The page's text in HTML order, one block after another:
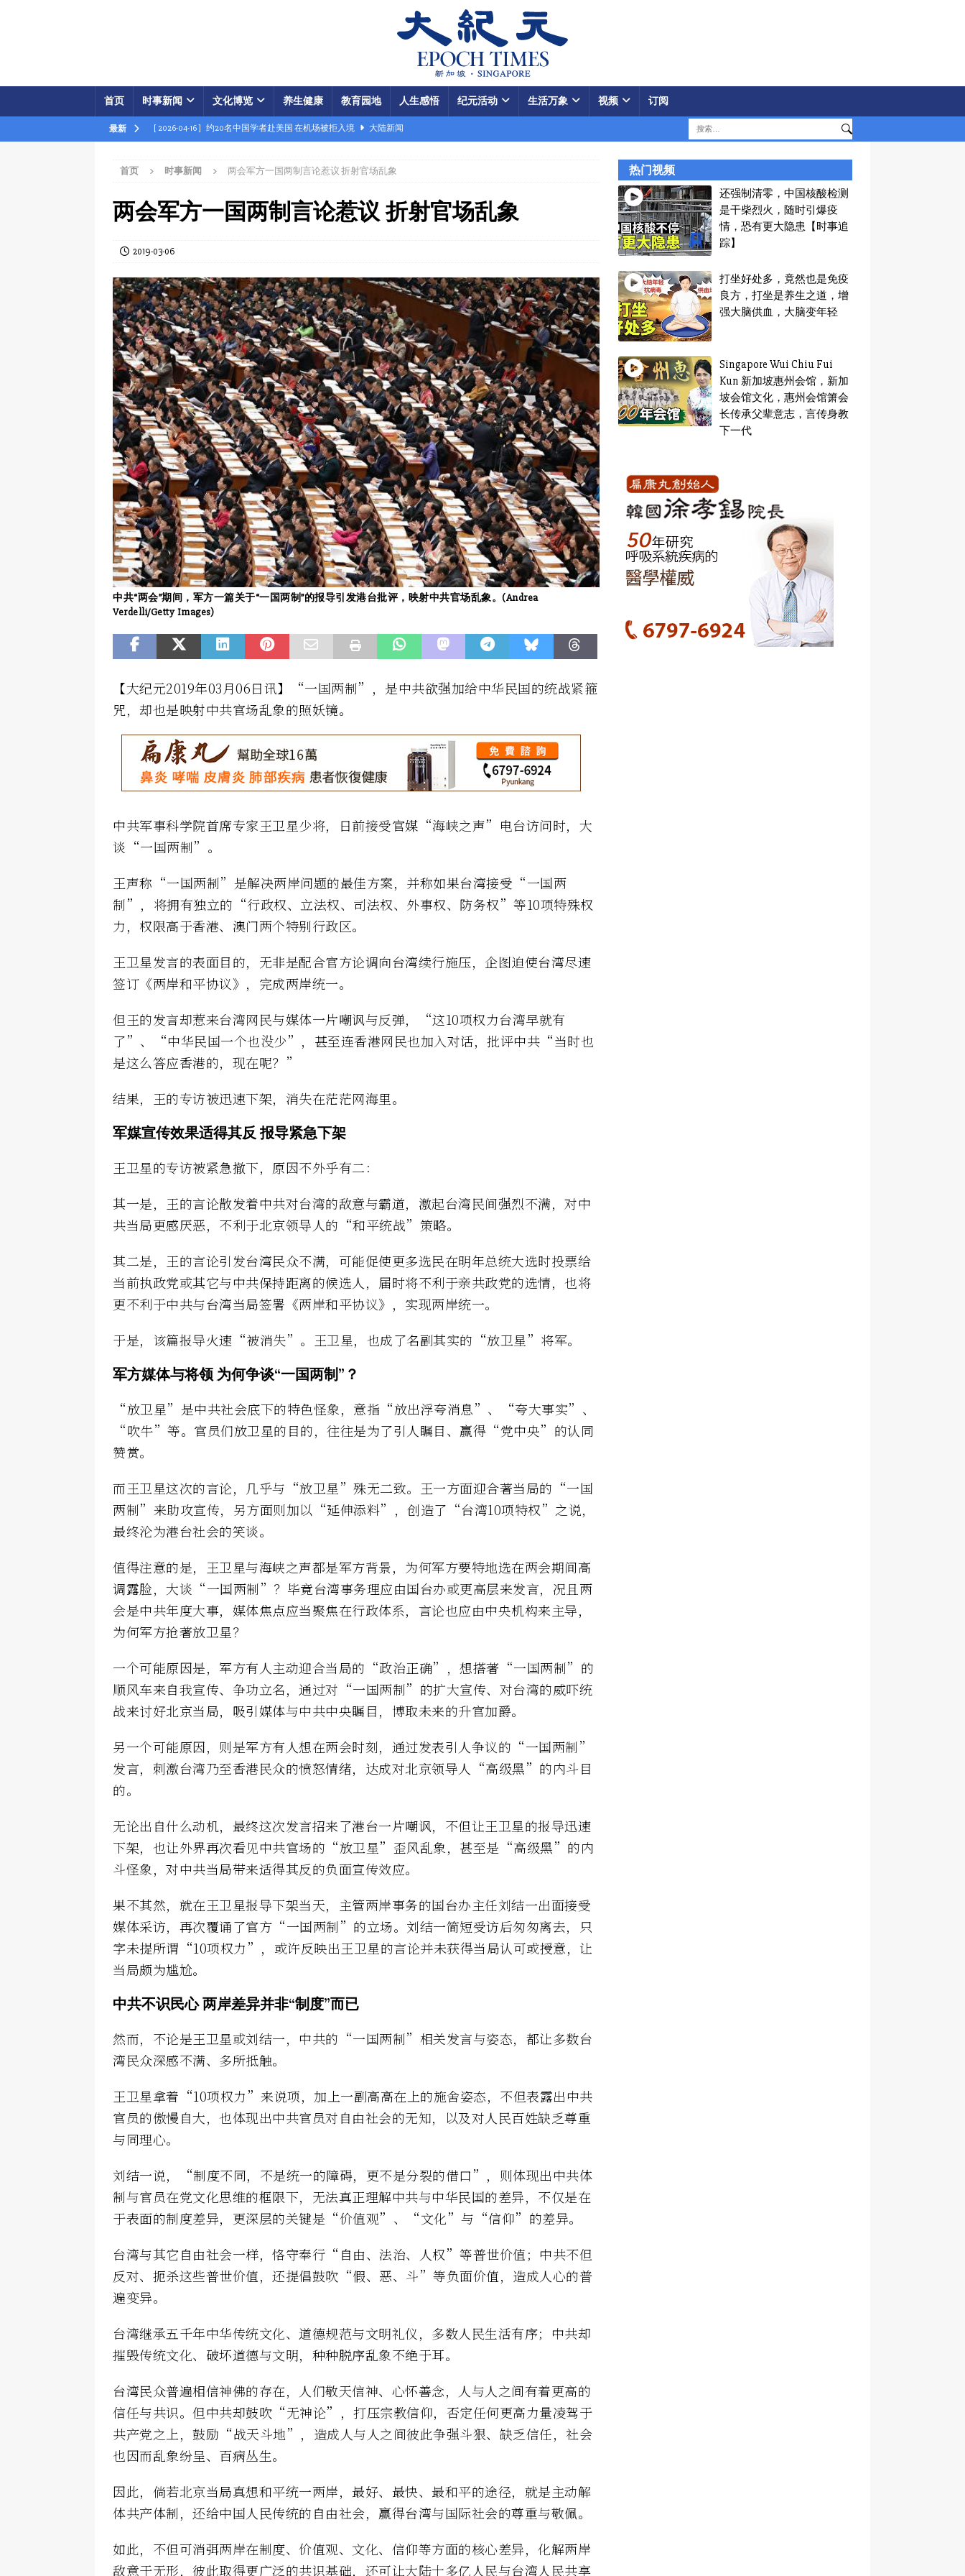
首页 时事新闻 文化博览 养生健康 教育园地 人生感悟 纪元活动 生活万象 视频 订阅
最新 [ 2026-04-16 ] 约20名中国学者赴美国 在机场被拒入境 大陆新闻
[ 2026-04-15 ] 伊朗被曝密购中共间谍卫星 瞄准美军基地 国际新闻
[ 2026-04-15 ] 【时事金扫描】四艘中国油轮闯关记 美军结盟控制马六甲海峡 视频
专家：美军军事胜利牵动中共军中震荡 国际新闻
[ 2026-04-02 ]
[ 2026-04-02 ] 【时事金扫描】美军炸平“美国大使馆”美载人飞船重返月球 视频
[ 2026-04-17 ] 美破獲大規模禮品卡詐騙 贓款成中共軍費 国际新闻
首页 时事新闻 两会军方一国两制言论惹议 折射官场乱象
两会军方一国两制言论惹议 折射官场乱象
2019-03-06
中共“两会”期间，军方一篇关于“一国两制”的报导引发港台批评，映射中共官场乱象。(Andrea
Verdelli/Getty Images)
【大纪元2019年03月06日讯】“一国两制”，是中共欲强加给中华民国的统战紧箍
咒，却也是映射中共官场乱象的照妖镜。
中共军事科学院首席专家王卫星少将，日前接受官媒“海峡之声”电台访问时，大
谈“一国两制”。
王声称“一国两制”是解决两岸问题的最佳方案，并称如果台湾接受“一国两
制”，将拥有独立的“行政权、立法权、司法权、外事权、防务权”等10项特殊权
力，权限高于香港、澳门两个特别行政区。
王卫星发言的表面目的，无非是配合官方论调向台湾续行施压，企图迫使台湾尽速
签订《两岸和平协议》，完成两岸统一。
但王的发言却惹来台湾网民与媒体一片嘲讽与反弹，“这10项权力台湾早就有
了”、“中华民国一个也没少”，甚至连香港网民也加入对话，批评中共“当时也
是这么答应香港的，现在呢？”
结果，王的专访被迅速下架，消失在茫茫网海里。
军媒宣传效果适得其反 报导紧急下架
王卫星的专访被紧急撤下，原因不外乎有二：
其一是，王的言论散发着中共对台湾的敌意与霸道，激起台湾民间强烈不满，对中
共当局更感厌恶，不利于北京领导人的“和平统战”策略。
其二是，王的言论引发台湾民众不满，可能促使更多选民在明年总统大选时投票给
当前执政党或其它与中共保持距离的候选人，届时将不利于亲共政党的选情，也将
更不利于中共与台湾当局签署《两岸和平协议》，实现两岸统一。
于是，该篇报导火速“被消失”。王卫星，也成了名副其实的“放卫星”将军。
军方媒体与将领 为何争谈“一国两制”？
“放卫星”是中共社会底下的特色怪象，意指“放出浮夸消息”、“夸大事实”、
“吹牛”等。官员们放卫星的目的，往往是为了引人瞩目、赢得“党中央”的认同
赞赏。
而王卫星这次的言论，几乎与“放卫星”殊无二致。王一方面迎合著当局的“一国
两制”来助攻宣传，另方面则加以“延伸添料”，创造了“台湾10项特权”之说，
最终沦为港台社会的笑谈。
值得注意的是，王卫星与海峡之声都是军方背景，为何军方要特地选在两会期间高
调露脸，大谈“一国两制”？毕竟台湾事务理应由国台办或更高层来发言，况且两
会是中共年度大事，媒体焦点应当聚焦在行政体系，言论也应由中央机构来主导，
为何军方抢著放卫星？
一个可能原因是，军方有人主动迎合当局的“政治正确”，想搭著“一国两制”的
顺风车来自我宣传、争功立名，通过对“一国两制”的扩大宣传、对台湾的威吓统
战来讨好北京当局，吸引媒体与中共中央瞩目，博取未来的升官加爵。
另一个可能原因，则是军方有人想在两会时刻，通过发表引人争议的“一国两制”
发言，刺激台湾乃至香港民众的愤怒情绪，达成对北京领导人“高级黑”的内斗目
的。
无论出自什么动机，最终这次发言招来了港台一片嘲讽，不但让王卫星的报导迅速
下架，也让外界再次看见中共官场的“放卫星”歪风乱象，甚至是“高级黑”的内
斗怪象，对中共当局带来适得其反的负面宣传效应。
果不其然，就在王卫星报导下架当天，主管两岸事务的国台办主任刘结一出面接受
媒体采访，再次覆诵了官方“一国两制”的立场。刘结一简短受访后匆匆离去，只
字未提所谓“10项权力”，或许反映出王卫星的言论并未获得当局认可或授意，让
当局颇为尴尬。
中共不识民心 两岸差异并非“制度”而已
然而，不论是王卫星或刘结一，中共的“一国两制”相关发言与姿态，都让多数台
湾民众深感不满、多所抵触。
王卫星拿着“10项权力”来说项，加上一副高高在上的施舍姿态，不但表露出中共
官员的傲慢自大，也体现出中共官员对自由社会的无知，以及对人民百姓缺乏尊重
与同理心。
刘结一说，“制度不同，不是统一的障碍，更不是分裂的借口”，则体现出中共体
制与官员在党文化思维的框限下，无法真正理解中共与中华民国的差异，不仅是在
于表面的制度差异，更深层的关键是“价值观”、“文化”与“信仰”的差异。
台湾与其它自由社会一样，恪守奉行“自由、法治、人权”等普世价值；中共不但
反对、扼杀这些普世价值，还提倡鼓吹“假、恶、斗”等负面价值，造成人心的普
遍变异。
台湾继承五千年中华传统文化、道德规范与文明礼仪，多数人民生活有序；中共却
摧毁传统文化、破坏道德与文明，种种脱序乱象不绝于耳。
台湾民众普遍相信神佛的存在，人们敬天信神、心怀善念，人与人之间有着更高的
信任与共识。但中共却鼓吹“无神论”，打压宗教信仰，否定任何更高力量凌驾于
共产党之上，鼓励“战天斗地”，造成人与人之间彼此争强斗狠、缺乏信任，社会
也因而乱象纷呈、百病丛生。
因此，倘若北京当局真想和平统一两岸，最好、最快、最和平的途径，就是主动解
体共产体制，还给中国人民传统的自由社会，赢得台湾与国际社会的尊重与敬佩。
如此，不但可消弭两岸在制度、价值观、文化、信仰等方面的核心差异，化解两岸
敌意于无形，彼此取得更广泛的共识基础，还可让大陆十多亿人民与台湾人民共享
热门视频
还强制清零，中国核酸检测
是干柴烈火，随时引爆疫
情，恐有更大隐患【时事追
踪】
打坐好处多，竟然也是免疫
良方，打坐是养生之道，增
强大脑供血，大脑变年轻
Singapore Wui Chiu Fui
Kun 新加坡惠州会馆，新加
坡会馆文化，惠州会馆箫会
长传承父辈意志，言传身教
下一代